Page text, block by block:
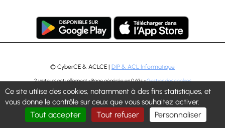
© CyberCE & ACLCE | DIP & ACL Informatique
2 visiteurs actuellement - Page générée en 0.62s -Gestion des cookies
Ce site utilise des cookies, notamment à des fins statistiques, et
vous donne le contrôle sur ceux que vous souhaitez activer.
Tout accepter Tout refuser Personnaliser